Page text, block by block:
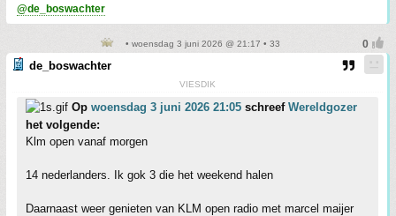
@de_boswachter
• woensdag 3 juni 2026 @ 21:17 • 33
de_boswachter
VIESDIK
Op woensdag 3 juni 2026 21:05 schreef Wereldgozer
het volgende:
Klm open vanaf morgen
14 nederlanders. Ik gok 3 die het weekend halen
Daarnaast weer genieten van KLM open radio met marcel maijer